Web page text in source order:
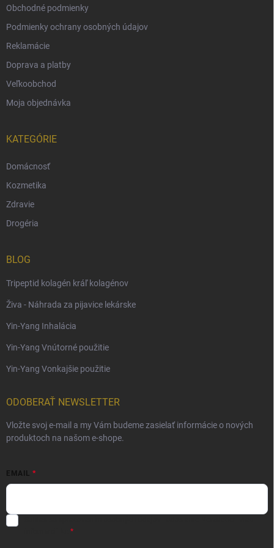
Obchodné podmienky
Podmienky ochrany osobných údajov
Reklamácie
Doprava a platby
Veľkoobchod
Moja objednávka
KATEGÓRIE
Domácnosť
Kozmetika
Zdravie
Drogéria
BLOG
Tripeptid kolagén kráľ kolagénov
Živa - Náhrada za pijavice lekárske
Yin-Yang Inhalácia
Yin-Yang Vnútorné použitie
Yin-Yang Vonkajšie použitie
ODOBERAŤ NEWSLETTER
Vložte svoj e-mail a my Vám budeme zasielať informácie o nových
produktoch na našom e-shope.
EMAIL